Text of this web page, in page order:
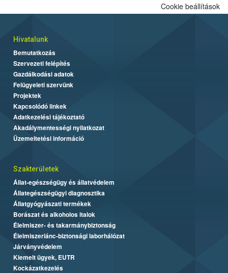
Cookie beállítások
Hivatalunk
Bemutatkozás
Szervezeti felépítés
Gazdálkodási adatok
Felügyeleti szervünk
Projektek
Kapcsolódó linkek
Adatkezelési tájékoztató
Akadálymentességi nyilatkozat
Üzemeltetési információ
Szakterületek
Állat-egészségügy és állatvédelem
Állategészségügyi diagnosztika
Állatgyógyászati termékek
Borászat és alkoholos italok
Élelmiszer- és takarmánybiztonság
Élelmiszerlánc-biztonsági laborhálózat
Járványvédelem
Kiemelt ügyek, EUTR
Kockázatkezelés